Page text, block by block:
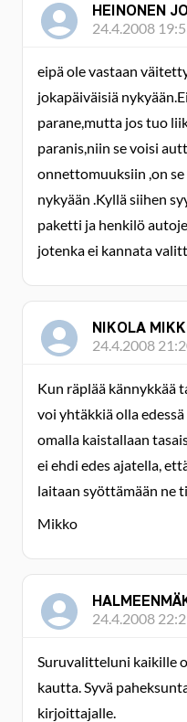
HEINONEN
24.4.2008
eipä ole vastaan
jokapäiväisiä
parane,mutta jos tuo
paranis,niin se voisi
onnettomuuksiin ,on
nykyään .Kyllä siihen
paketti ja henkilö
jotenka ei kannata
NIKOLA
24.4.2008
Kun räplää kännykkää
voi yhtäkkiä olla
omalla kaistallaan
ei ehdi edes ajatella,
laitaan syöttämään ne
Mikko
24.4.2008
Suruvalitteluni kaikille
kautta. Syvä
kirjoittajalle.